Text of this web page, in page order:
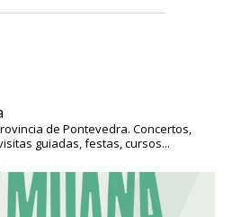
de Pontevedra. Concertos,
guiadas, festas, cursos...